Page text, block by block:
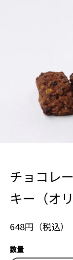
チョコレ
キー（オ
648円（税込）
数量